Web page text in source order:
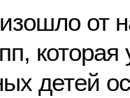
от
которая
детей